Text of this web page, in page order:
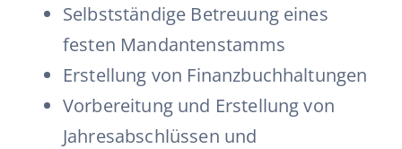
Selbstständige Betreuung eines
festen Mandantenstamms
Erstellung von Finanzbuchhaltungen
Vorbereitung und Erstellung von
Jahresabschlüssen und